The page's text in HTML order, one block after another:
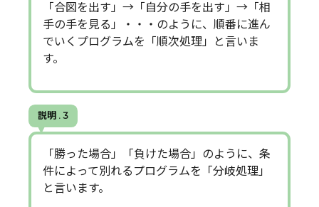
「合図を出す」→「自分の手を出す」→「相
手の手を見る」・・・のように、順番に進ん
でいくプログラムを「順次処理」と言いま
す。
説明 . 3
「勝った場合」「負けた場合」のように、条
件によって別れるプログラムを「分岐処理」
と言います。